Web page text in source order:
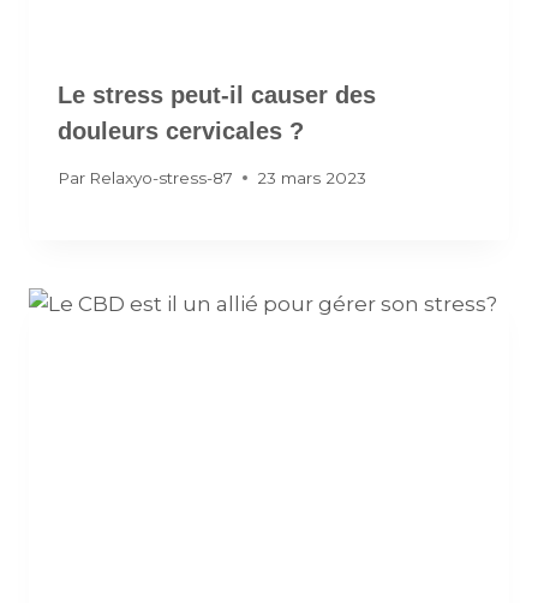
Le stress peut-il causer des
douleurs cervicales ?
Par Relaxyo-stress-87 23 mars 2023